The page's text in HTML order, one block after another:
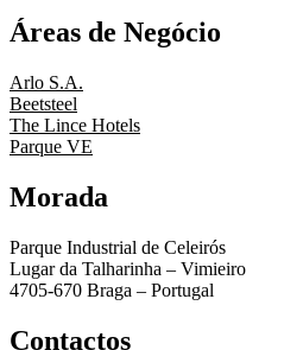
Áreas de Negócio
Arlo S.A.
Beetsteel
The Lince Hotels
Parque VE
Morada
Parque Industrial de Celeirós
Lugar da Talharinha – Vimieiro
4705-670 Braga – Portugal
Contactos